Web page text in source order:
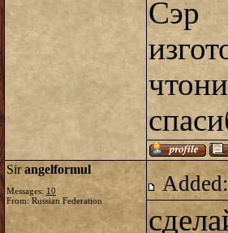
Сэр
Sirangelformul
Messages:10
From: Russian Federation